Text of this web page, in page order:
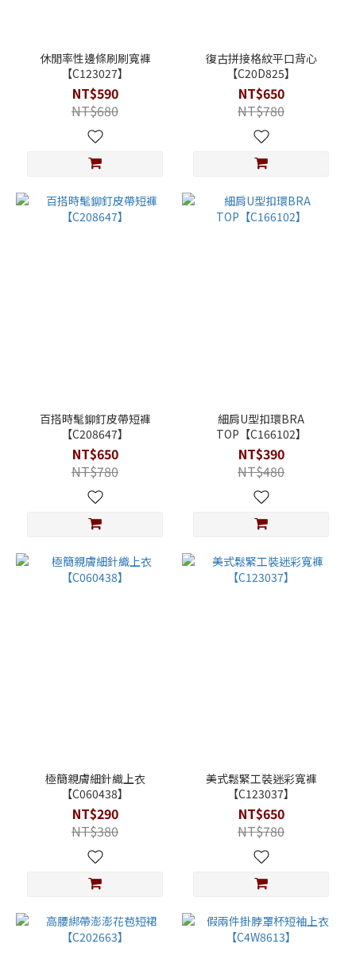
休閒率性邊條刷刷寬褲
【C123027】
NT$590
NT$680
復古拼接格紋平口背心
【C20D825】
NT$650
NT$780
百搭時髦鉚釘皮帶短褲
【C208647】
NT$650
NT$780
細肩U型扣環BRA
TOP【C166102】
NT$390
NT$480
極簡親膚細針織上衣
【C060438】
NT$290
NT$380
美式鬆緊工裝迷彩寬褲
【C123037】
NT$650
NT$780